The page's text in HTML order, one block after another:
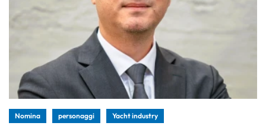
Nomina personaggi Yacht industry